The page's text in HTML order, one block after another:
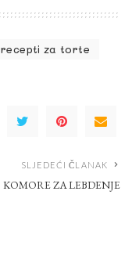
recepti za torte
SLJEDEĆI ČLANAK
KOMORE ZA LEBDENJE